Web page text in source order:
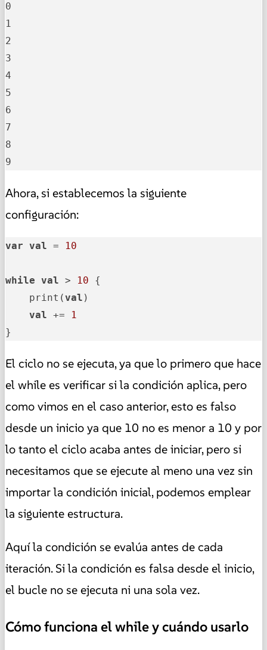
0
1
2
3
4
5
6
7
8
9
Ahora, si establecemos la siguiente
configuración:
var val = 10
while val > 10 {
    print(
val )
val +=
1
}
El ciclo no se ejecuta, ya que lo primero que hace
el while es verificar si la condición aplica, pero
como vimos en el caso anterior, esto es falso
desde un inicio ya que 10 no es menor a 10 y por
lo tanto el ciclo acaba antes de iniciar, pero si
necesitamos que se ejecute al meno una vez sin
importar la condición inicial, podemos emplear
la siguiente estructura.
Aquí la condición se evalúa antes de cada
iteración. Si la condición es falsa desde el inicio,
el bucle no se ejecuta ni una sola vez.
Cómo funciona el while y cuándo usarlo